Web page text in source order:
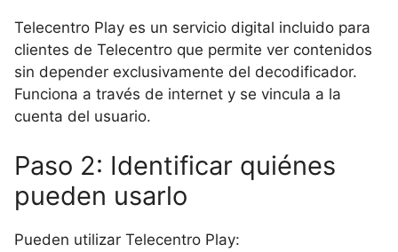
Telecentro Play es un servicio digital incluido para
clientes de Telecentro que permite ver contenidos
sin depender exclusivamente del decodificador.
Funciona a través de internet y se vincula a la
cuenta del usuario.
Paso 2: Identificar quiénes
pueden usarlo
Pueden utilizar Telecentro Play: